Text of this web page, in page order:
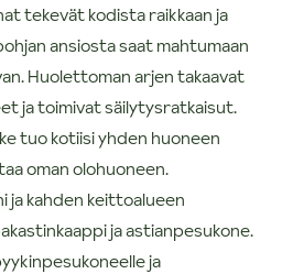
tekevät kodista raikkaan ja
ansiosta saat mahtumaan
Huolettoman arjen takaavat
ja toimivat säilytysratkaisut.
tuo kotiisi yhden huoneen
oman olohuoneen.
ja kahden keittoalueen
ja astianpesukone.
ja